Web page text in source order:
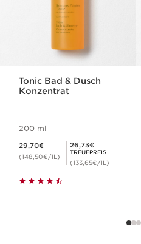
Tonic Bad & Dusch
Konzentrat
200 ml
29,70€
(148,50€/1L)
Mitgliederpreis 26,73€
26,73€
TREUEPREIS
(133,65€/1L)